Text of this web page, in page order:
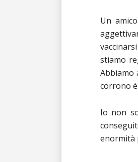
Un
stiamo
Abbiamo
corrono
Io non
enormità